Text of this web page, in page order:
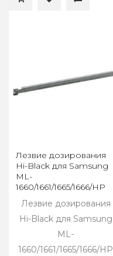
Лезвие дозирования
Hi-Black для Samsung
ML-
1660/1661/1665/1666/HP
Laser 107а
Лезвие дозирования
Hi-Black для Samsung
ML-
1660/1661/1665/1666/HP